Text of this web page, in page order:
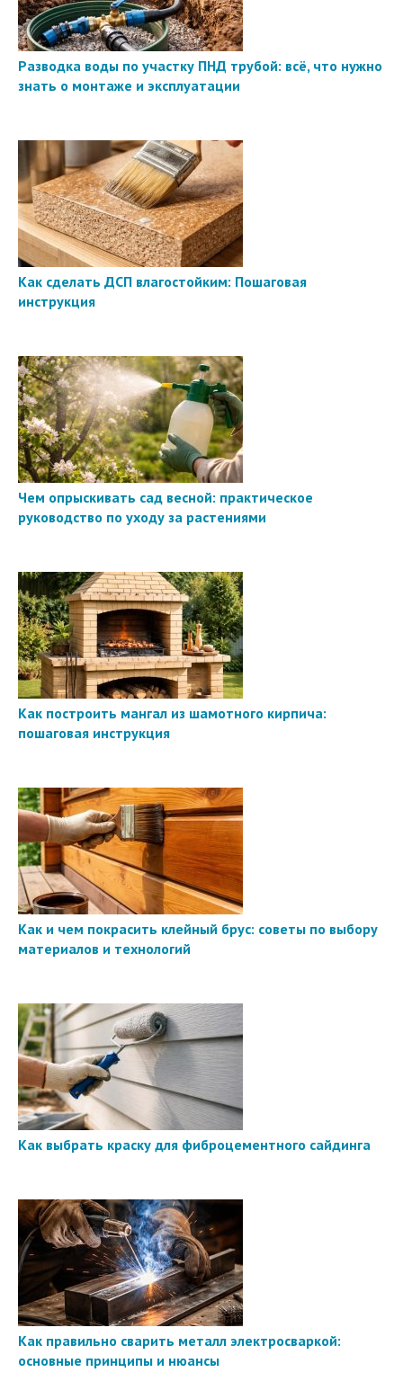
Разводка воды по участку ПНД трубой: всё, что нужно
знать о монтаже и эксплуатации
Как сделать ДСП влагостойким: Пошаговая
инструкция
Чем опрыскивать сад весной: практическое
руководство по уходу за растениями
Как построить мангал из шамотного кирпича:
пошаговая инструкция
Как и чем покрасить клейный брус: советы по выбору
материалов и технологий
Как выбрать краску для фиброцементного сайдинга
Как правильно сварить металл электросваркой:
основные принципы и нюансы